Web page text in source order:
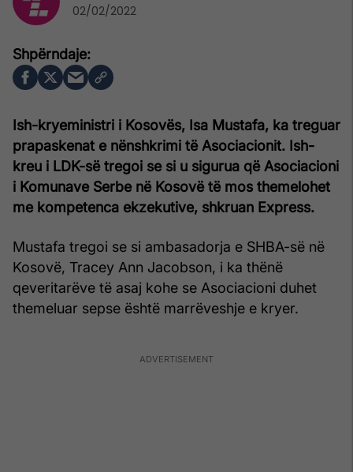
Ish-kryeministri i Kosovës, Isa Mustafa, ka treguar
prapaskenat e nënshkrimi të Asociacionit. Ish-
kreu i LDK-së tregoi se si u sigurua që Asociacioni
i Komunave Serbe në Kosovë të mos themelohet
me kompetenca ekzekutive, shkruan Express.
Mustafa tregoi se si ambasadorja e SHBA-së në
Kosovë, Tracey Ann Jacobson, i ka thënë
qeveritarëve të asaj kohe se Asociacioni duhet
themeluar sepse është marrëveshje e kryer.
02/02/2022